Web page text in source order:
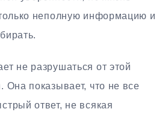
неполную информацию и
не разрушаться от этой
Она показывает, что не все
ответ, не всякая